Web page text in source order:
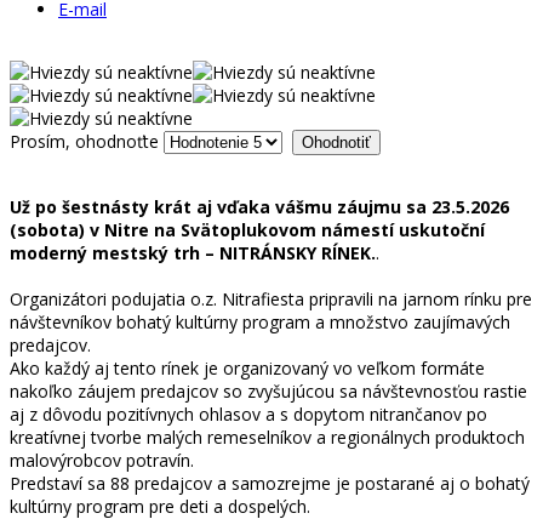
E-mail
Prosím, ohodnoťte
Už po šestnásty krát aj vďaka vášmu záujmu sa 23.5.2026
(sobota) v Nitre na Svätoplukovom námestí uskutoční
moderný mestský trh – NITRÁNSKY RÍNEK..
Organizátori podujatia o.z. Nitrafiesta pripravili na jarnom rínku pre
návštevníkov bohatý kultúrny program a množstvo zaujímavých
predajcov.
Ako každý aj tento rínek je organizovaný vo veľkom formáte
nakoľko záujem predajcov so zvyšujúcou sa návštevnosťou rastie
aj z dôvodu pozitívnych ohlasov a s dopytom nitrančanov po
kreatívnej tvorbe malých remeselníkov a regionálnych produktoch
malovýrobcov potravín.
Predstaví sa 88 predajcov a samozrejme je postarané aj o bohatý
kultúrny program pre deti a dospelých.